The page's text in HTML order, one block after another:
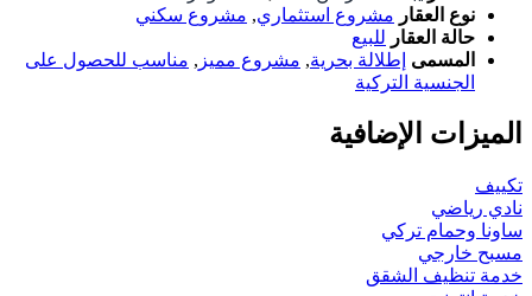
نوع العقار مشروع استثماري, مشروع سكني
حالة العقار للبيع
المسمى إطلالة بحرية, مشروع مميز , مناسب للحصول على
الجنسية التركية
الميزات الإضافية
تكييف
نادي رياضي
ساونا وحمام تركي
مسبح خارجي
خدمة تنظيف الشقق